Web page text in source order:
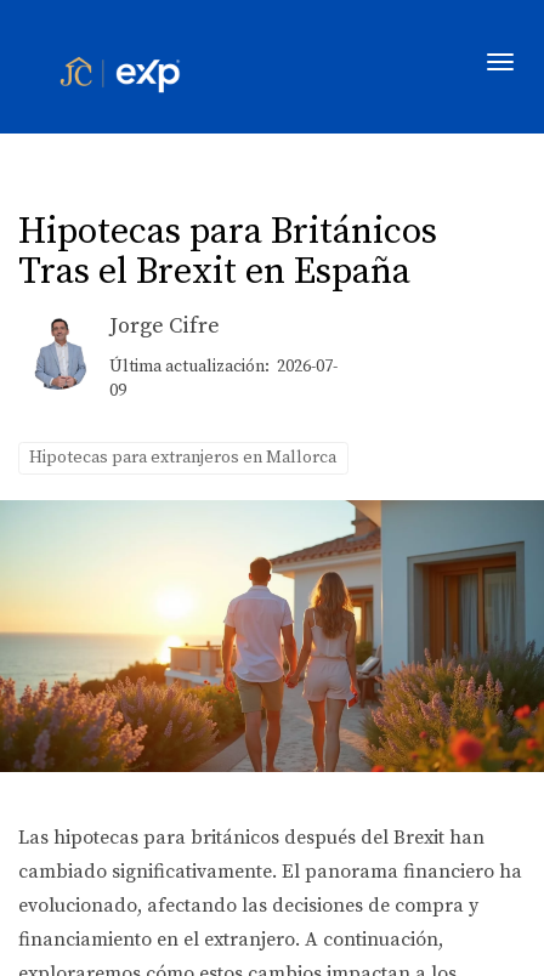
Hipotecas para Británicos
Tras el Brexit en España
Jorge Cifre
Última actualización: 2026-07-
09
Hipotecas para extranjeros en Mallorca
Las hipotecas para británicos después del Brexit han
cambiado significativamente. El panorama financiero ha
evolucionado, afectando las decisiones de compra y
financiamiento en el extranjero. A continuación,